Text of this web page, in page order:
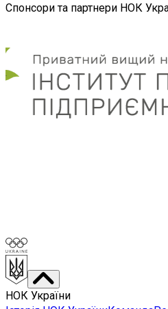
Спонсори та партнери НОК
НОК України